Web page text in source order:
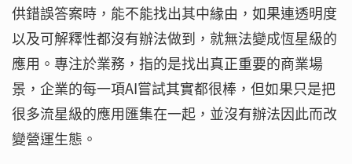
供錯誤答案時，能不能找出其中緣由，如果連透明度
以及可解釋性都沒有辦法做到，就無法變成恆星級的
應用。專注於業務，指的是找出真正重要的商業場
景，企業的每一項AI嘗試其實都很棒，但如果只是把
很多流星級的應用匯集在一起，並沒有辦法因此而改
變營運生態。